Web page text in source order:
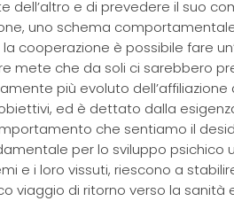
dell’altro e di prevedere il suo
uno schema
cooperazione è possibile fare
mete che da soli ci sarebbero
più evoluto
ed è dettato dalla
che sentiamo il
per lo sviluppo
e i loro vissuti, riescono a
viaggio di ritorno verso la sanità